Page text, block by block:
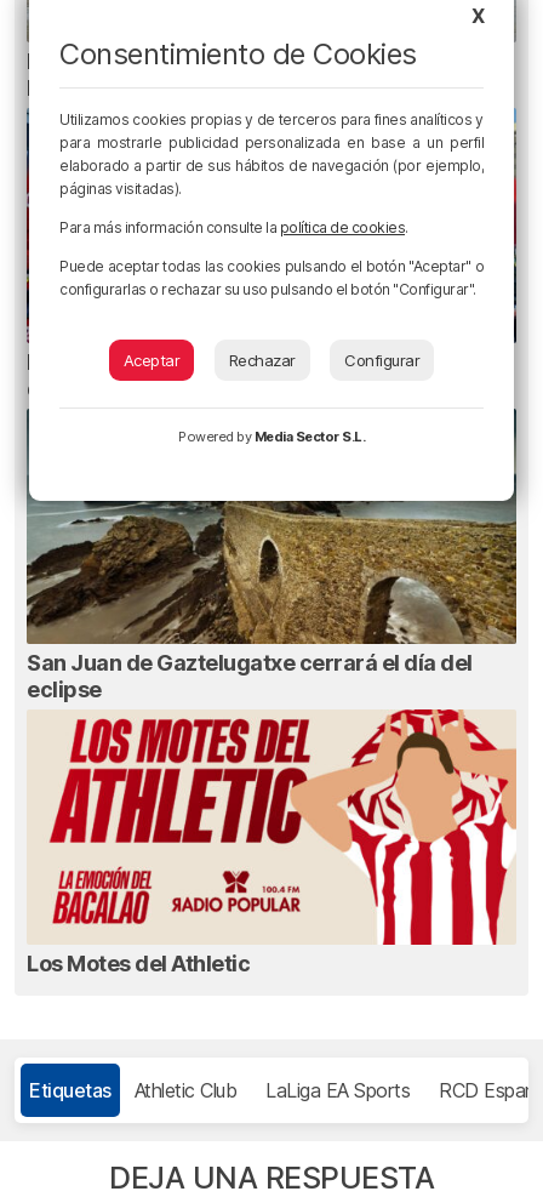
Recuperado el cuerpo sin vida de una mujer en
la ría de Bilbao
Metro Bilbao cierra la estación de San Mamés
durante una hora por un incendio
San Juan de Gaztelugatxe cerrará el día del
eclipse
Los Motes del Athletic
Etiquetas Athletic Club LaLiga EA Sports RCD
DEJA UNA RESPUESTA
X
Consentimiento de Cookies
Utilizamos cookies propias y de terceros para fines analíticos y
para mostrarle publicidad personalizada en base a un perfil
elaborado a partir de sus hábitos de navegación (por ejemplo,
páginas visitadas).
Para más información consulte la política de cookies.
Puede aceptar todas las cookies pulsando el botón "Aceptar" o
configurarlas o rechazar su uso pulsando el botón "Configurar".
Aceptar Rechazar Configurar
Powered by Media Sector S.L.